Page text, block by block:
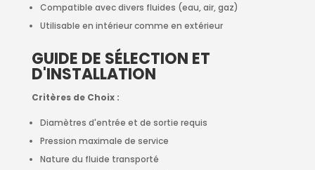
Compatible avec divers fluides (eau, air, gaz)
Utilisable en intérieur comme en extérieur
GUIDE DE SÉLECTION ET
D'INSTALLATION
Critères de Choix :
Diamètres d'entrée et de sortie requis
Pression maximale de service
Nature du fluide transporté